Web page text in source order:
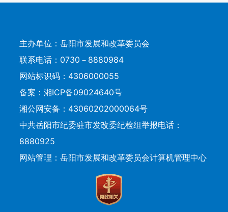
主办单位：岳阳市发展和改革委员会
联系电话：0730－8880984
网站标识码：4306000055
备案： 湘ICP备09024640号
湘公网安备：43060202000064号
中共岳阳市纪委驻市发改委纪检组举报电话：
8880925
网站管理：岳阳市发展和改革委员会计算机管理中心